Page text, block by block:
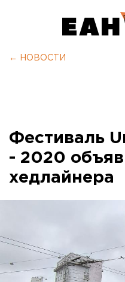
← НОВОСТИ
Фестиваль
- 2020
хедлайнера